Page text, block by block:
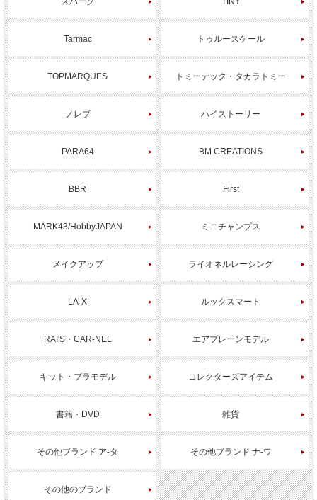
Tarmac トゥルースケール
TOPMARQUES トミーテック・タカラトミー
ノレブ ハイストーリー
PARA64 BM CREATIONS
BBR First
MARK43/HobbyJAPAN ミニチャンプス
メイクアップ ライオネルレーシング
LA-X ルックスマート
RAI'S・CAR-NEL エアプレーンモデル
キット・プラモデル コレクターズアイテム
書籍・DVD 雑貨
その他ブランド ア-タ その他ブランド ナ-ワ
その他のブランド